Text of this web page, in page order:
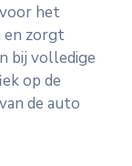
het
en zorgt
bij volledige
op de
de auto